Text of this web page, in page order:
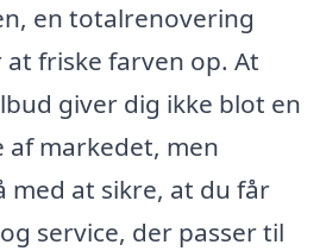
en totalrenovering
friske farven op. At
giver dig ikke blot en
af markedet, men
at sikre, at du får
service, der passer til